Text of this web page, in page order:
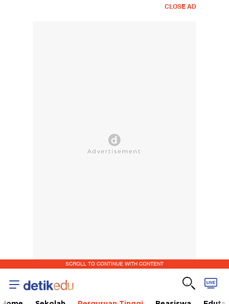
CLOSE AD
SCROLL TO CONTINUE WITH CONTENT